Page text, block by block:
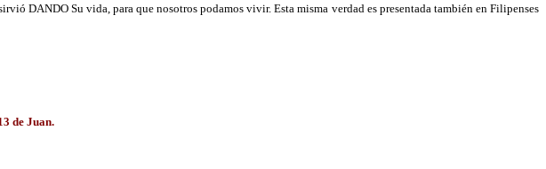
DANDO Su vida, para que nosotros podamos vivir. Esta misma verdad es presentada también en Filipenses
de Juan.